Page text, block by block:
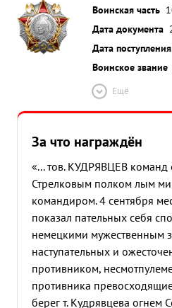
Воинская часть
Дата документа
Дата
Воинское звание
Ещё
За что награждён
«... тов. КУДРЯВЦЕВ команд
Стрелковым полком лым ми
командиром. 4 сентября
показал пательных себя
немецкими мужественным
наступательных и
противником,
противника
берег т. Кудрявцева огнем